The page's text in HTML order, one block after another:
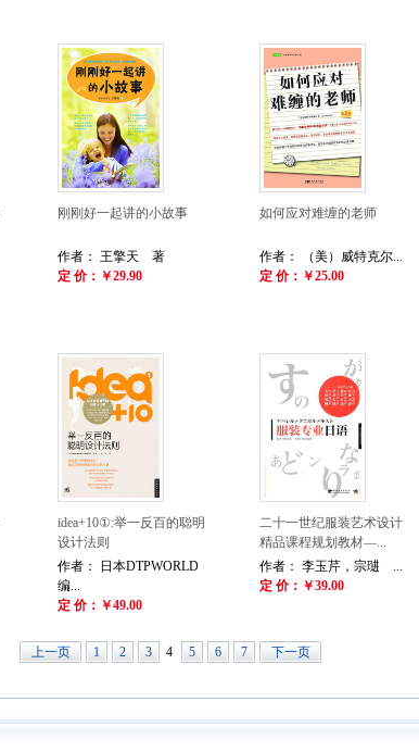
刚刚好一起讲的小故事
作者： 王擎天 著
定 价：￥29.90
如何应对难缠的老师
作者： （美）威特克尔...
定 价：￥25.00
idea+10①:举一反百的聪明
设计法则
作者： 日本DTPWORLD
编...
定 价：￥49.00
二十一世纪服装艺术设计
精品课程规划教材—...
作者： 李玉芹，宗琎 ...
定 价：￥39.00
上一页 1 2 3 4 5 6 7 下一页